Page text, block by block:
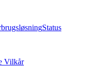
Status
Vilkår